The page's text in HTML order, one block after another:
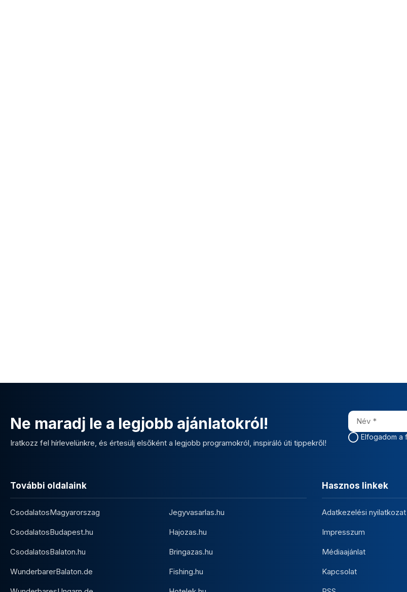
Ne maradj le a legjobb ajánlatokról!
Iratkozz fel hírlevelünkre, és értesülj elsőként a legjobb programokról, inspiráló úti tippekről!
Elfogadom a
További oldalaink
CsodalatosMagyarorszag
CsodalatosBudapest.hu
CsodalatosBalaton.hu
WunderbarerBalaton.de
Jegyvasarlas.hu
Hajozas.hu
Bringazas.hu
Fishing.hu
Hasznos linkek
Adatkezelési nyilatkozat
Impresszum
Médiaajánlat
Kapcsolat